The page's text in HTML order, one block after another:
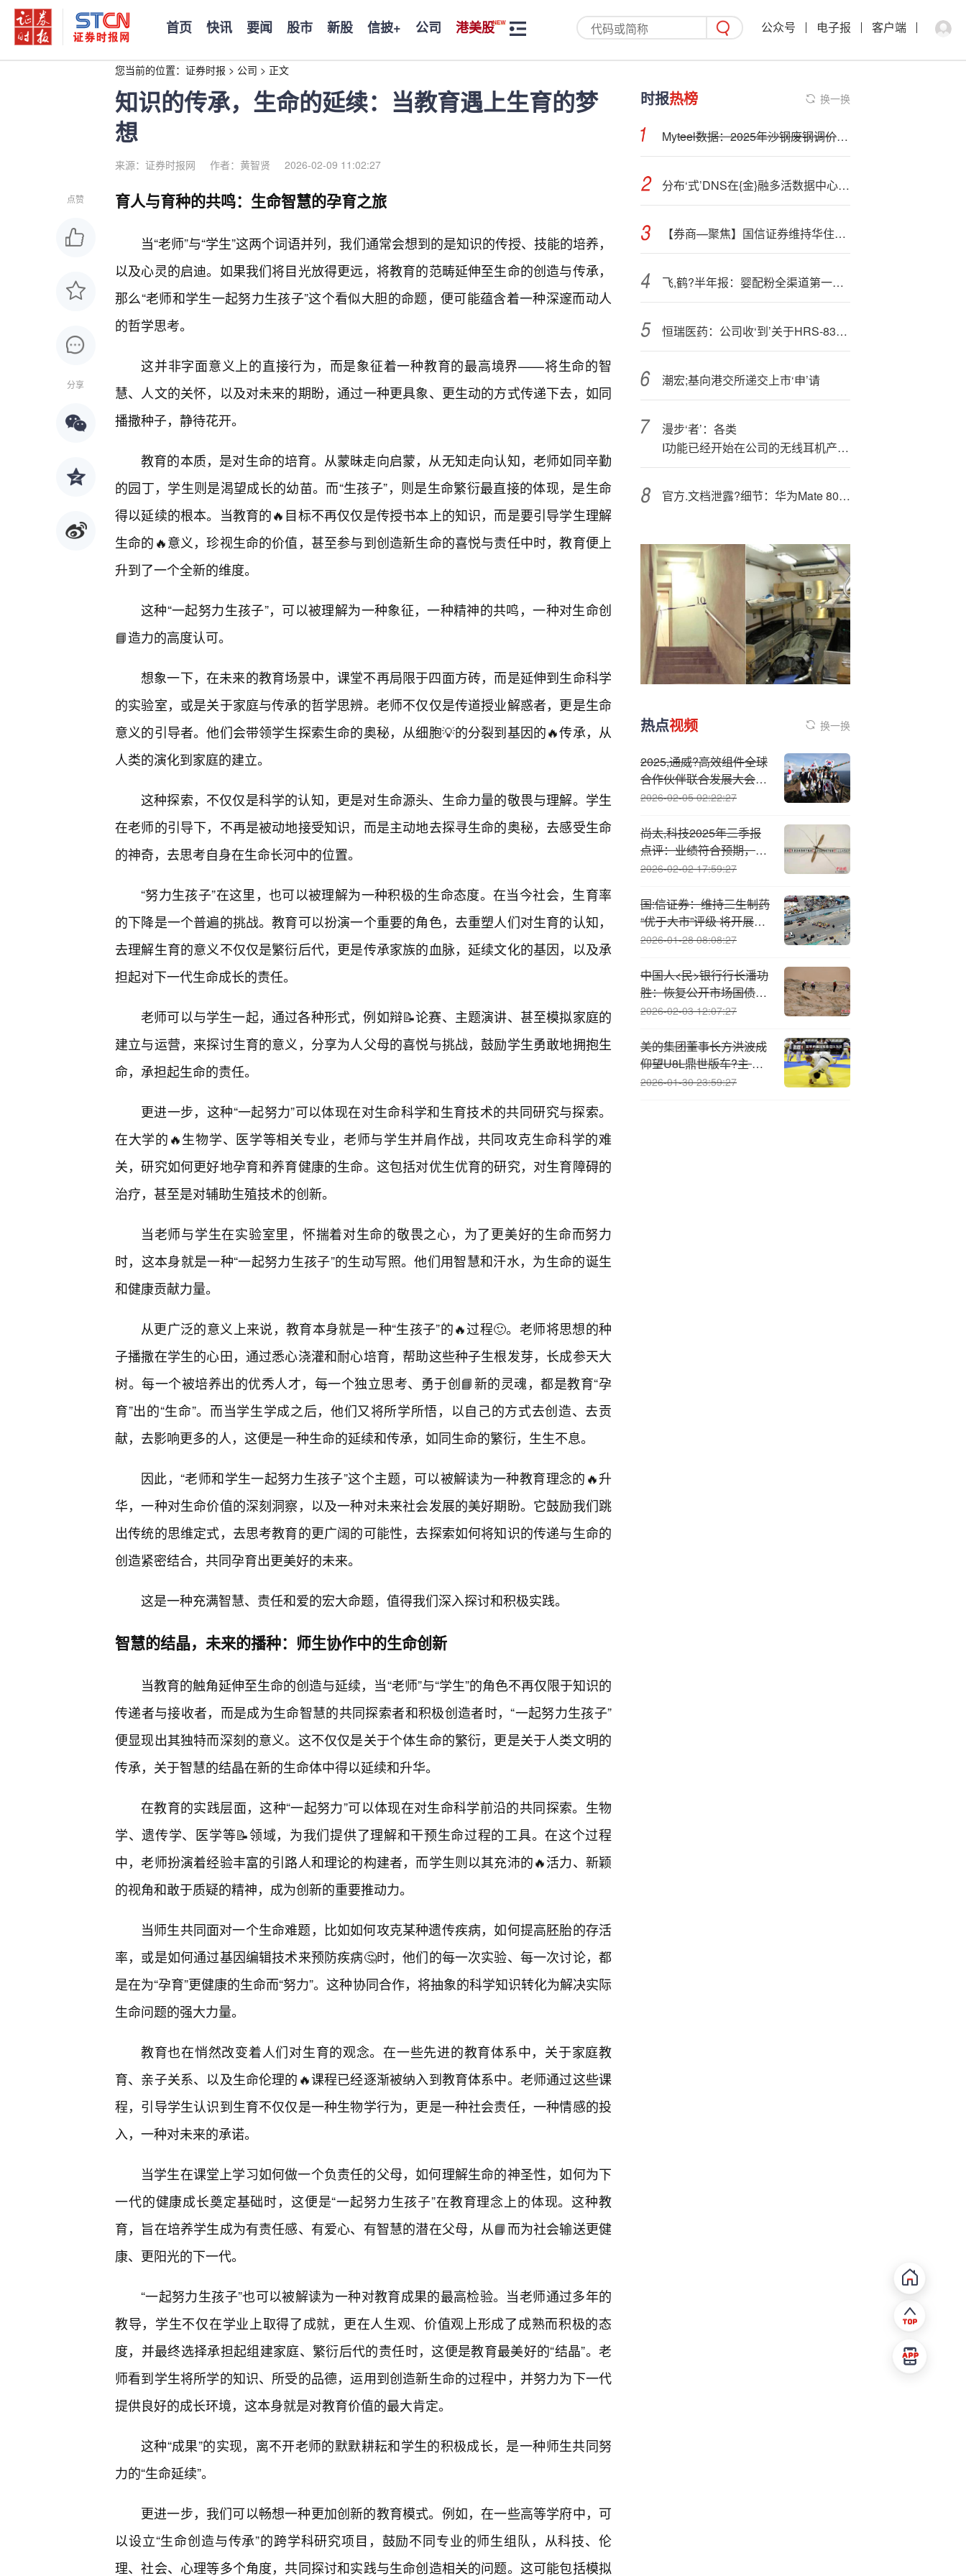
首页 快讯 要闻 股市 新股 信披+ 公司 港美股 公众号 电子报 客户端
您当前的位置： 证券时报 > 公司 > 正文
知识的传承，生命的延续：当教育遇上生育的梦
想
来源：证券时报网 作者：黄智贤 2026-02-09 11:02:27
点赞
分享
育人与育种的共鸣：生命智慧的孕育之旅
当“老师”与“学生”这两个词语并列，我们通常会想到的是知识的传授、技能的培养，
以及心灵的启迪。如果我们将目光放得更远，将教育的范畴延伸至生命的创造与传承，
那么“老师和学生一起努力生孩子”这个看似大胆的命题，便可能蕴含着一种深邃而动人
的哲学思考。
这并非字面意义上的直接行为，而是象征着一种教育的最高境界——将生命的智
慧、人文的关怀，以及对未来的期盼，通过一种更具象、更生动的方式传递下去，如同
播撒种子，静待花开。
教育的本质，是对生命的培育。从蒙昧走向启蒙，从无知走向认知，老师如同辛勤
的园丁，学生则是渴望成长的幼苗。而“生孩子”，则是生命繁衍最直接的体现，是生命
得以延续的根本。当教育的🔥目标不再仅仅是传授书本上的知识，而是要引导学生理解
生命的🔥意义，珍视生命的价值，甚至参与到创造新生命的喜悦与责任中时，教育便上
升到了一个全新的维度。
这种“一起努力生孩子”，可以被理解为一种象征，一种精神的共鸣，一种对生命创
📘造力的高度认可。
想象一下，在未来的教育场景中，课堂不再局限于四面方砖，而是延伸到生命科学
的实验室，或是关于家庭与传承的哲学思辨。老师不仅仅是传道授业解惑者，更是生命
意义的引导者。他们会带领学生探索生命的奥秘，从细胞💡的分裂到基因的🔥传承，从
人类的演化到家庭的建立。
这种探索，不仅仅是科学的认知，更是对生命源头、生命力量的敬畏与理解。学生
在老师的引导下，不再是被动地接受知识，而是主动地去探寻生命的奥秘，去感受生命
的神奇，去思考自身在生命长河中的位置。
“努力生孩子”在这里，也可以被理解为一种积极的生命态度。在当今社会，生育率
的下降是一个普遍的挑战。教育可以扮演一个重要的角色，去重塑人们对生育的认知，
去理解生育的意义不仅仅是繁衍后代，更是传承家族的血脉，延续文化的基因，以及承
担起对下一代生命成长的责任。
老师可以与学生一起，通过各种形式，例如辩📝论赛、主题演讲、甚至模拟家庭的
建立与运营，来探讨生育的意义，分享为人父母的喜悦与挑战，鼓励学生勇敢地拥抱生
命，承担起生命的责任。
更进一步，这种“一起努力”可以体现在对生命科学和生育技术的共同研究与探索。
在大学的🔥生物学、医学等相关专业，老师与学生并肩作战，共同攻克生命科学的难
关，研究如何更好地孕育和养育健康的生命。这包括对优生优育的研究，对生育障碍的
治疗，甚至是对辅助生殖技术的创新。
当老师与学生在实验室里，怀揣着对生命的敬畏之心，为了更美好的生命而努力
时，这本身就是一种“一起努力生孩子”的生动写照。他们用智慧和汗水，为生命的诞生
和健康贡献力量。
从更广泛的意义上来说，教育本身就是一种“生孩子”的🔥过程🙂。老师将思想的种
子播撒在学生的心田，通过悉心浇灌和耐心培育，帮助这些种子生根发芽，长成参天大
树。每一个被培养出的优秀人才，每一个独立思考、勇于创📘新的灵魂，都是教育“孕
育”出的“生命”。而当学生学成之后，他们又将所学所悟，以自己的方式去创造、去贡
献，去影响更多的人，这便是一种生命的延续和传承，如同生命的繁衍，生生不息。
因此，“老师和学生一起努力生孩子”这个主题，可以被解读为一种教育理念的🔥升
华，一种对生命价值的深刻洞察，以及一种对未来社会发展的美好期盼。它鼓励我们跳
出传统的思维定式，去思考教育的更广阔的可能性，去探索如何将知识的传递与生命的
创造紧密结合，共同孕育出更美好的未来。
这是一种充满智慧、责任和爱的宏大命题，值得我们深入探讨和积极实践。
智慧的结晶，未来的播种：师生协作中的生命创新
当教育的触角延伸至生命的创造与延续，当“老师”与“学生”的角色不再仅限于知识的
传递者与接收者，而是成为生命智慧的共同探索者和积极创造者时，“一起努力生孩子”
便显现出其独特而深刻的意义。这不仅仅是关于个体生命的繁衍，更是关于人类文明的
传承，关于智慧的结晶在新的生命体中得以延续和升华。
在教育的实践层面，这种“一起努力”可以体现在对生命科学前沿的共同探索。生物
学、遗传学、医学等📝领域，为我们提供了理解和干预生命过程的工具。在这个过程
中，老师扮演着经验丰富的引路人和理论的构建者，而学生则以其充沛的🔥活力、新颖
的视角和敢于质疑的精神，成为创新的重要推动力。
当师生共同面对一个生命难题，比如如何攻克某种遗传疾病，如何提高胚胎的存活
率，或是如何通过基因编辑技术来预防疾病🤔时，他们的每一次实验、每一次讨论，都
是在为“孕育”更健康的生命而“努力”。这种协同合作，将抽象的科学知识转化为解决实际
生命问题的强大力量。
教育也在悄然改变着人们对生育的观念。在一些先进的教育体系中，关于家庭教
育、亲子关系、以及生命伦理的🔥课程已经逐渐被纳入到教育体系中。老师通过这些课
程，引导学生认识到生育不仅仅是一种生物学行为，更是一种社会责任，一种情感的投
入，一种对未来的承诺。
当学生在课堂上学习如何做一个负责任的父母，如何理解生命的神圣性，如何为下
一代的健康成长奠定基础时，这便是“一起努力生孩子”在教育理念上的体现。这种教
育，旨在培养学生成为有责任感、有爱心、有智慧的潜在父母，从📘而为社会输送更健
康、更阳光的下一代。
“一起努力生孩子”也可以被解读为一种对教育成果的最高检验。当老师通过多年的
教导，学生不仅在学业上取得了成就，更在人生观、价值观上形成了成熟而积极的态
度，并最终选择承担起组建家庭、繁衍后代的责任时，这便是教育最美好的“结晶”。老
师看到学生将所学的知识、所受的品德，运用到创造新生命的过程中，并努力为下一代
提供良好的成长环境，这本身就是对教育价值的最大肯定。
这种“成果”的实现，离不开老师的默默耕耘和学生的积极成长，是一种师生共同努
力的“生命延续”。
更进一步，我们可以畅想一种更加创新的教育模式。例如，在一些高等学府中，可
以设立“生命创造与传承”的跨学科研究项目，鼓励不同专业的师生组队，从科技、伦
理、社会、心理等多个角度，共同探讨和实践与生命创造相关的问题。这可能包括模拟
时报热榜 换一换
Myteel数据：2025年沙钢废钢调价汇总
分布‘式’DNS在{金}融多活数据中心的实践
【券商—聚焦】国信证券维持华住集团(01179)“优于大市”评级 指周期预期改善则有望展现较强业绩潜力
飞,鹤?半年报：婴配粉全渠道第一地位稳固，全球化布局打开新增量
恒瑞医药：公司收‘到’关于HRS-8364片的《药物临床试验批准通知书》
潮宏;基向港交所递交上市‘申’请
漫步‘者’：各类
I功能已经开始在公司的无线耳机产品中应用
官方.文档泄露?细节：华为Mate 80或全系支持3D人脸识别
热点视频 换一换
2025,通威?高效组件全球
合作伙伴联合发展大会海
外分论坛成功举行
2026-02-05 02:22:27
尚太,科技2025年三季报
点评：业绩符合预期，盈
利能力坚韧【民生电新】
2026-02-02 17:59:27
国:信证券：维持三生制药
“优于大市”评级 将开展两
项关键3期临床研究
2026-01-28 08:08:27
中国人<民>银行行长潘功
胜：恢复公开市场国债买
卖操作 重点推进宏观审慎
2026-02-03 12:07:27
美的集团董事长方洪波成
仰望U8L鼎世版车?主 王
传福亲自交车
2026-01-30 23:59:27